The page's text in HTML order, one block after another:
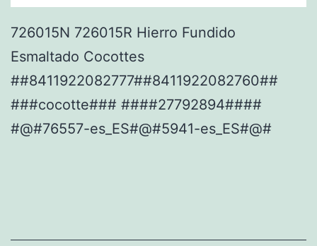
726015N 726015R Hierro Fundido
Esmaltado Cocottes
##8411922082777##8411922082760##
###cocotte### ####27792894####
#@#76557-es_ES#@#5941-es_ES#@#